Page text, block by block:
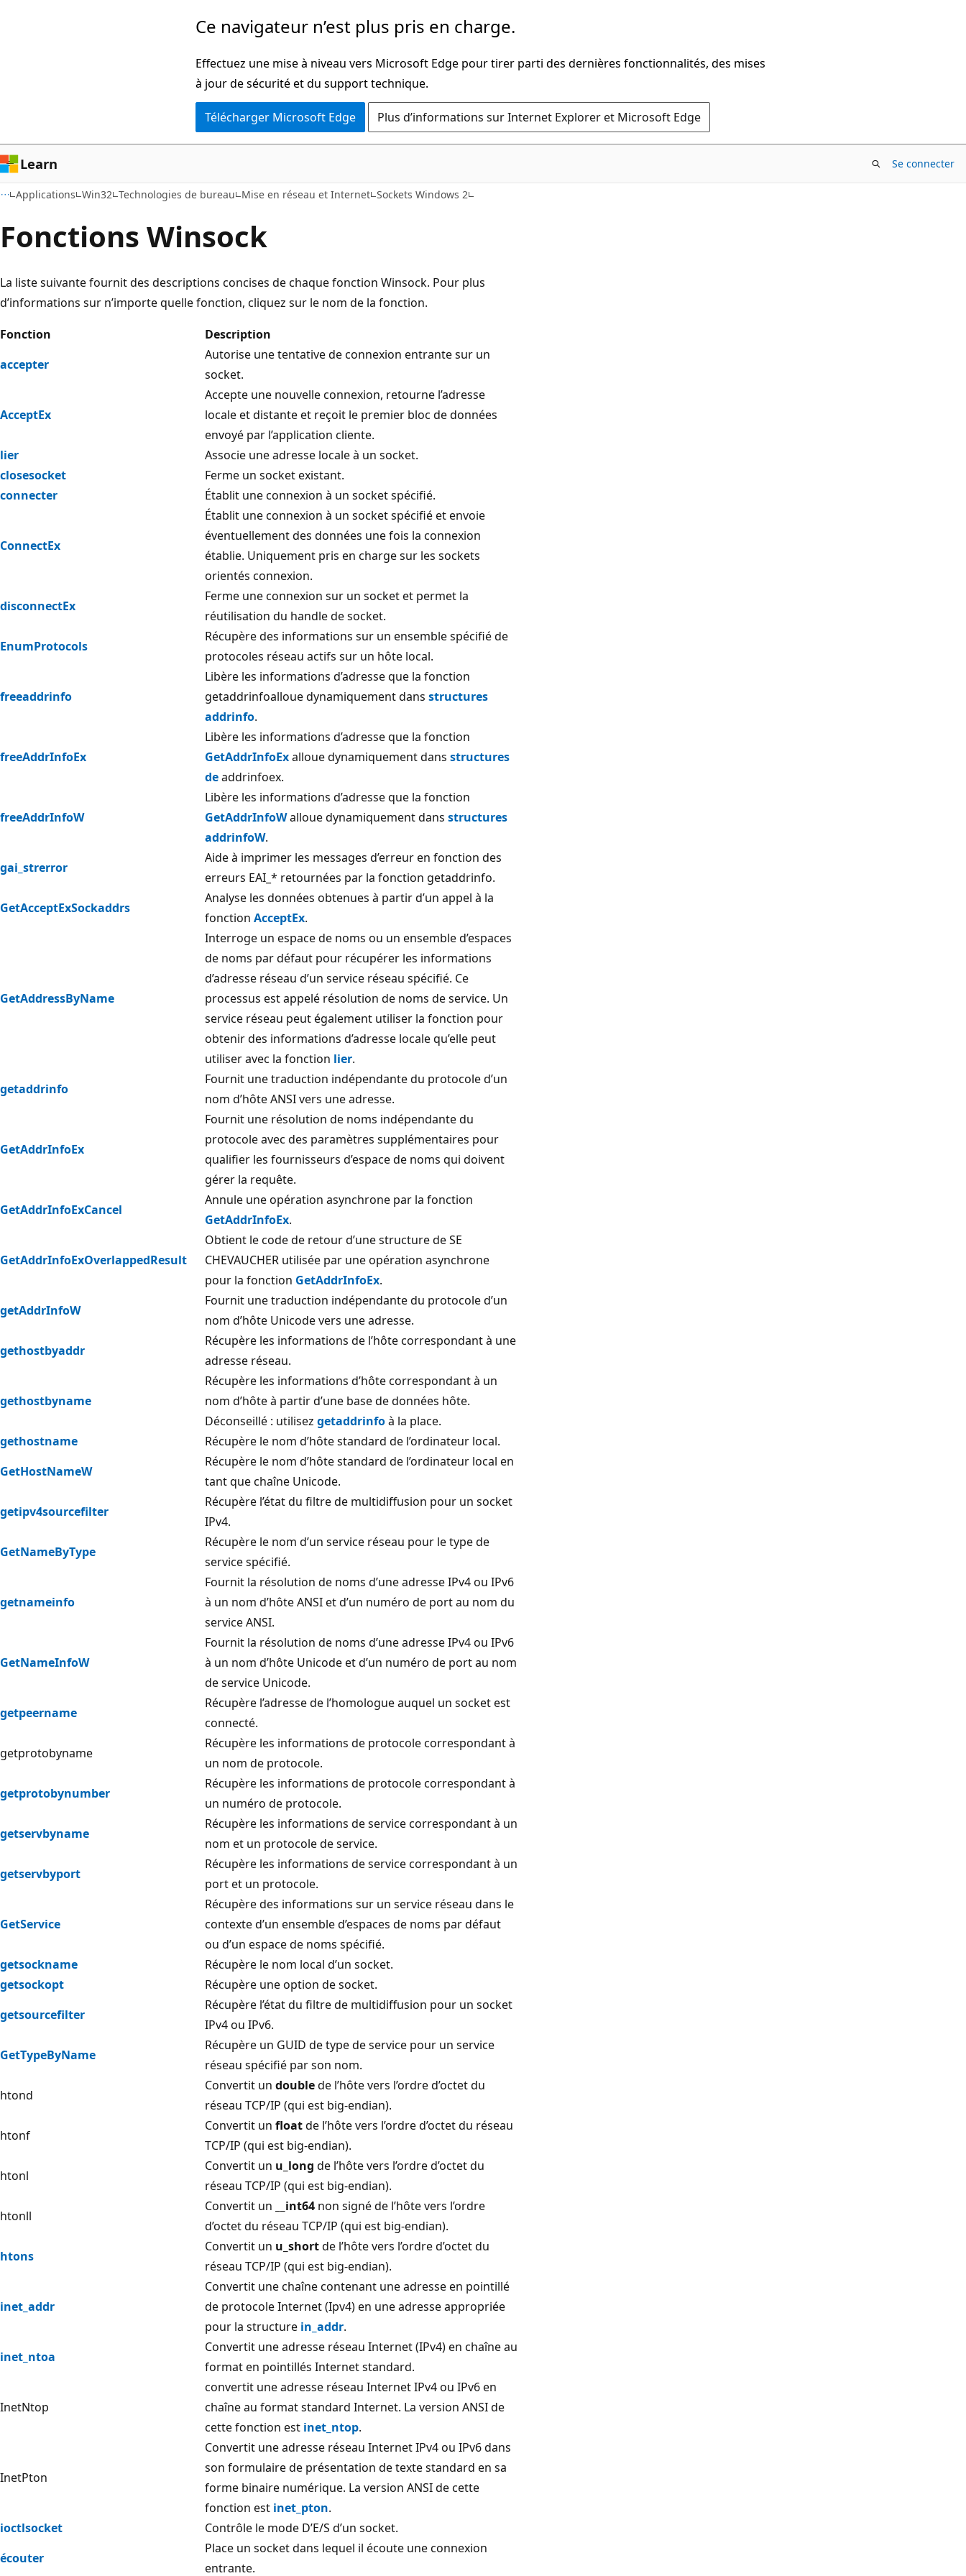
Ce navigateur n’est plus pris en charge.
Effectuez une mise à niveau vers Microsoft Edge pour tirer parti des dernières fonctionnalités, des mises
à jour de sécurité et du support technique.
Télécharger Microsoft Edge Plus d’informations sur Internet Explorer et Microsoft Edge
Learn Se connecter
Applications Win32 Technologies de bureau Mise en réseau et Internet Sockets Windows 2
Fonctions Winsock
La liste suivante fournit des descriptions concises de chaque fonction Winsock. Pour plus
d’informations sur n’importe quelle fonction, cliquez sur le nom de la fonction.
Fonction
Description
accepter
Autorise une tentative de connexion entrante sur un
socket.
AcceptEx
Accepte une nouvelle connexion, retourne l’adresse
locale et distante et reçoit le premier bloc de données
envoyé par l’application cliente.
lier
Associe une adresse locale à un socket.
closesocket
Ferme un socket existant.
connecter
Établit une connexion à un socket spécifié.
ConnectEx
Établit une connexion à un socket spécifié et envoie
éventuellement des données une fois la connexion
établie. Uniquement pris en charge sur les sockets
orientés connexion.
disconnectEx
Ferme une connexion sur un socket et permet la
réutilisation du handle de socket.
EnumProtocols
Récupère des informations sur un ensemble spécifié de
protocoles réseau actifs sur un hôte local.
freeaddrinfo
Libère les informations d’adresse que la fonction
getaddrinfoalloue dynamiquement dans structures
addrinfo.
freeAddrInfoEx
Libère les informations d’adresse que la fonction
GetAddrInfoExalloue dynamiquement dans structures
deaddrinfoex.
freeAddrInfoW
Libère les informations d’adresse que la fonction
GetAddrInfoWalloue dynamiquement dans structures
addrinfoW.
gai_strerror
Aide à imprimer les messages d’erreur en fonction des
erreurs EAI_* retournées par la fonction getaddrinfo.
GetAcceptExSockaddrs
Analyse les données obtenues à partir d’un appel à la
fonction AcceptEx.
GetAddressByName
Interroge un espace de noms ou un ensemble d’espaces
de noms par défaut pour récupérer les informations
d’adresse réseau d’un service réseau spécifié. Ce
processus est appelé résolution de noms de service. Un
service réseau peut également utiliser la fonction pour
obtenir des informations d’adresse locale qu’elle peut
utiliser avec la fonction lier.
getaddrinfo
Fournit une traduction indépendante du protocole d’un
nom d’hôte ANSI vers une adresse.
GetAddrInfoEx
Fournit une résolution de noms indépendante du
protocole avec des paramètres supplémentaires pour
qualifier les fournisseurs d’espace de noms qui doivent
gérer la requête.
GetAddrInfoExCancel
Annule une opération asynchrone par la fonction
GetAddrInfoEx.
GetAddrInfoExOverlappedResult
Obtient le code de retour d’une structure deSE
CHEVAUCHER utilisée par une opération asynchrone
pour la fonction GetAddrInfoEx.
getAddrInfoW
Fournit une traduction indépendante du protocole d’un
nom d’hôte Unicode vers une adresse.
gethostbyaddr
Récupère les informations de l’hôte correspondant à une
adresse réseau.
gethostbyname
Récupère les informations d’hôte correspondant à un
nom d’hôte à partir d’une base de données hôte.
Déconseillé : utilisez getaddrinfoà la place.
gethostname
Récupère le nom d’hôte standard de l’ordinateur local.
GetHostNameW
Récupère le nom d’hôte standard de l’ordinateur local en
tant que chaîne Unicode.
getipv4sourcefilter
Récupère l’état du filtre de multidiffusion pour un socket
IPv4.
GetNameByType
Récupère le nom d’un service réseau pour le type de
service spécifié.
getnameinfo
Fournit la résolution de noms d’une adresse IPv4 ou IPv6
à un nom d’hôte ANSI et d’un numéro de port au nom du
service ANSI.
GetNameInfoW
Fournit la résolution de noms d’une adresse IPv4 ou IPv6
à un nom d’hôte Unicode et d’un numéro de port au nom
de service Unicode.
getpeername
Récupère l’adresse de l’homologue auquel un socket est
connecté.
getprotobyname
Récupère les informations de protocole correspondant à
un nom de protocole.
getprotobynumber
Récupère les informations de protocole correspondant à
un numéro de protocole.
getservbyname
Récupère les informations de service correspondant à un
nom et un protocole de service.
getservbyport
Récupère les informations de service correspondant à un
port et un protocole.
GetService
Récupère des informations sur un service réseau dans le
contexte d’un ensemble d’espaces de noms par défaut
ou d’un espace de noms spécifié.
getsockname
Récupère le nom local d’un socket.
getsockopt
Récupère une option de socket.
getsourcefilter
Récupère l’état du filtre de multidiffusion pour un socket
IPv4 ou IPv6.
GetTypeByName
Récupère un GUID de type de service pour un service
réseau spécifié par son nom.
htond
Convertit un doublede l’hôte vers l’ordre d’octet du
réseau TCP/IP (qui est big-endian).
htonf
Convertit un floatde l’hôte vers l’ordre d’octet du réseau
TCP/IP (qui est big-endian).
htonl
Convertit un u_long de l’hôte vers l’ordre d’octet du
réseau TCP/IP (qui est big-endian).
htonll
Convertit un __int64 non signé de l’hôte vers l’ordre
d’octet du réseau TCP/IP (qui est big-endian).
htons
Convertit un u_shortde l’hôte vers l’ordre d’octet du
réseau TCP/IP (qui est big-endian).
inet_addr
Convertit une chaîne contenant une adresse en pointillé
de protocole Internet (Ipv4) en une adresse appropriée
pour la structure in_addr.
inet_ntoa
Convertit une adresse réseau Internet (IPv4) en chaîne au
format en pointillés Internet standard.
InetNtop
convertit une adresse réseau Internet IPv4 ou IPv6 en
chaîne au format standard Internet. La version ANSI de
cette fonction est inet_ntop.
InetPton
Convertit une adresse réseau Internet IPv4 ou IPv6 dans
son formulaire de présentation de texte standard en sa
forme binaire numérique. La version ANSI de cette
fonction est inet_pton.
ioctlsocket
Contrôle le mode D’E/S d’un socket.
écouter
Place un socket dans lequel il écoute une connexion
entrante.